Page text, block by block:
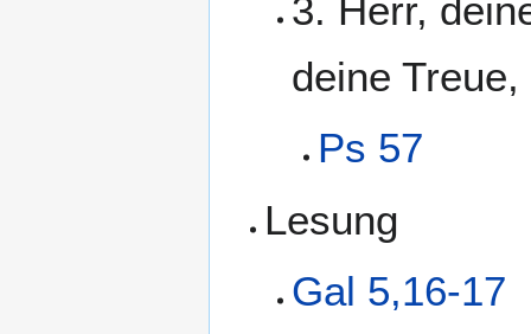
3. Herr,
deine
Ps 57
Lesung
Gal 5,16-17